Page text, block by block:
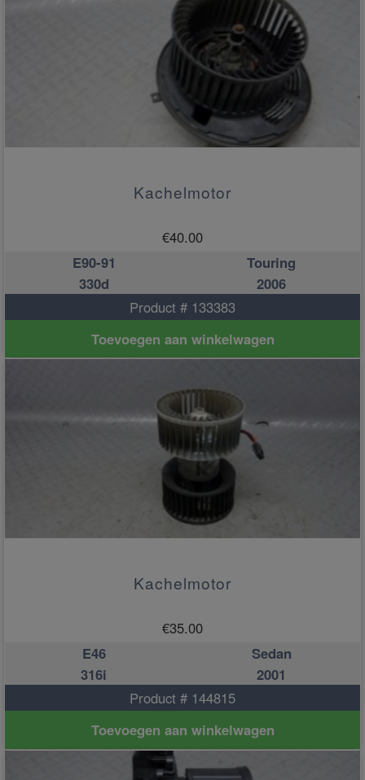
Kachelmotor
€40.00
E90-91
Touring
330d
2006
Product # 133383
Toevoegen aan winkelwagen
Kachelmotor
€35.00
E46
Sedan
316i
2001
Product # 144815
Toevoegen aan winkelwagen